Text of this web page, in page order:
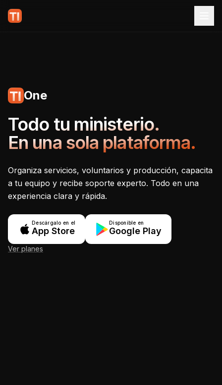
One
Tecnoiglesia One -
Todo tu ministerio.
En una sola plataforma.
Organiza servicios, voluntarios y producción, capacita
a tu equipo y recibe soporte experto. Todo en una
experiencia clara y rápida.
Descárgalo en el
App Store
Disponible en
Google Play
Ver planes